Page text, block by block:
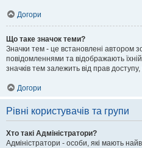
Догори
Що таке значок теми?
Значки тем - це встановлені автором
повідомленнями та відображають
значків тем залежить від прав
Догори
Рівні користувачів та групи
Хто такі Адміністратори?
Адміністратори - особи, які мають